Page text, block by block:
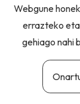
Webgune
errazteko
gehiago nahi